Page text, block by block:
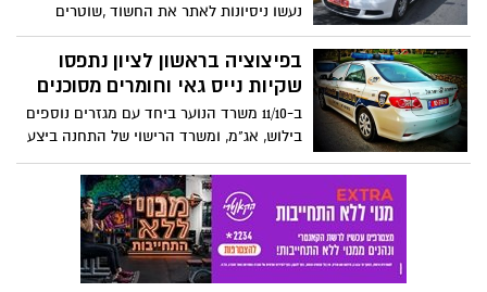
נעשו ניסיונות לאתר את החשוד ,שוטרים
הגיעו לילד ולאימא שלו ובוצעו סריקות
לאיתור החשוד, שלבסוף אותר בגזרת רמלה
ועוכב לחקירה.ביום 10/10/13 הובא לבית
וילדו..
בפיצוציה בראשון לציון נתפסו
שקיות נייס גאי וחומרים מסוכנים
ב-11/10 משרד הנוער ביחד עם מגזרים נוספים
בילוש, אג"מ, ומשרד הרישוי של התחנה ביצע
פעילות כנגד חומרים מסוכנים ותחלפיהם